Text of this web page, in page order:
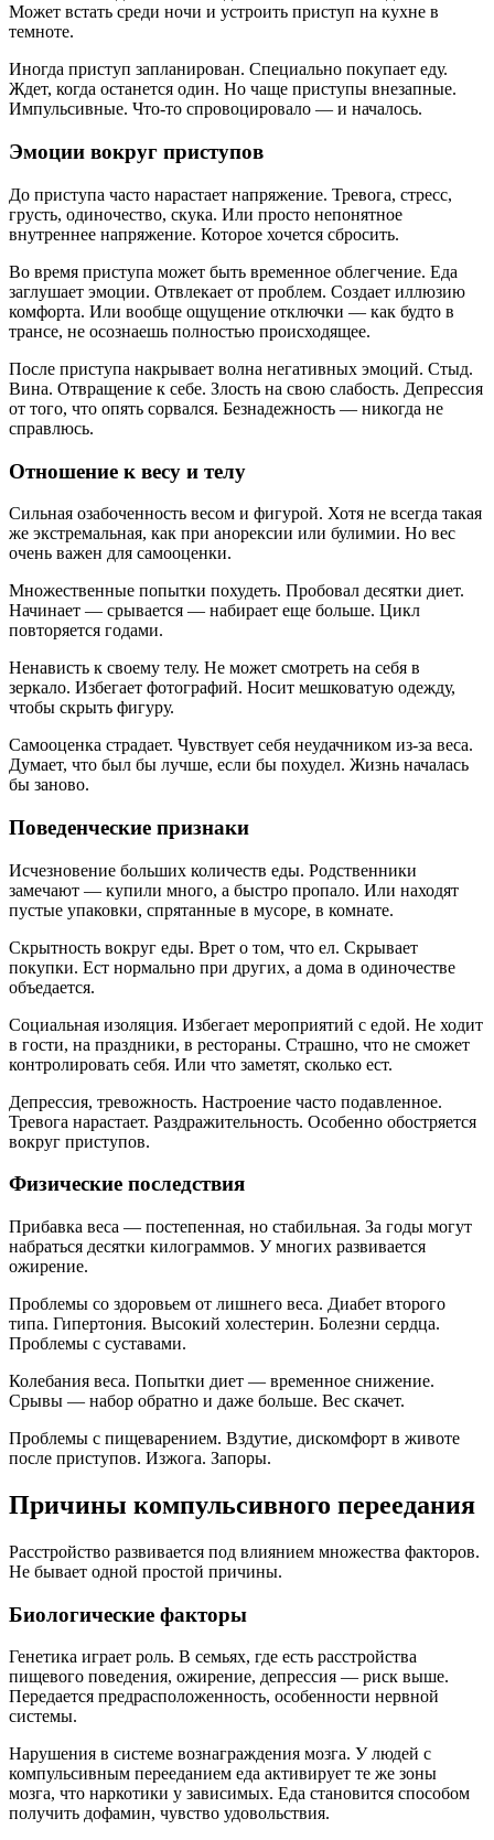
Может встать среди ночи и устроить приступ на кухне в
темноте.
Иногда приступ запланирован. Специально покупает еду.
Ждет, когда останется один. Но чаще приступы внезапные.
Импульсивные. Что-то спровоцировало — и началось.
Эмоции вокруг приступов
До приступа часто нарастает напряжение. Тревога, стресс,
грусть, одиночество, скука. Или просто непонятное
внутреннее напряжение. Которое хочется сбросить.
Во время приступа может быть временное облегчение. Еда
заглушает эмоции. Отвлекает от проблем. Создает иллюзию
комфорта. Или вообще ощущение отключки — как будто в
трансе, не осознаешь полностью происходящее.
После приступа накрывает волна негативных эмоций. Стыд.
Вина. Отвращение к себе. Злость на свою слабость. Депрессия
от того, что опять сорвался. Безнадежность — никогда не
справлюсь.
Отношение к весу и телу
Сильная озабоченность весом и фигурой. Хотя не всегда такая
же экстремальная, как при анорексии или булимии. Но вес
очень важен для самооценки.
Множественные попытки похудеть. Пробовал десятки диет.
Начинает — срывается — набирает еще больше. Цикл
повторяется годами.
Ненависть к своему телу. Не может смотреть на себя в
зеркало. Избегает фотографий. Носит мешковатую одежду,
чтобы скрыть фигуру.
Самооценка страдает. Чувствует себя неудачником из-за веса.
Думает, что был бы лучше, если бы похудел. Жизнь началась
бы заново.
Поведенческие признаки
Исчезновение больших количеств еды. Родственники
замечают — купили много, а быстро пропало. Или находят
пустые упаковки, спрятанные в мусоре, в комнате.
Скрытность вокруг еды. Врет о том, что ел. Скрывает
покупки. Ест нормально при других, а дома в одиночестве
объедается.
Социальная изоляция. Избегает мероприятий с едой. Не ходит
в гости, на праздники, в рестораны. Страшно, что не сможет
контролировать себя. Или что заметят, сколько ест.
Депрессия, тревожность. Настроение часто подавленное.
Тревога нарастает. Раздражительность. Особенно обостряется
вокруг приступов.
Физические последствия
Прибавка веса — постепенная, но стабильная. За годы могут
набраться десятки килограммов. У многих развивается
ожирение.
Проблемы со здоровьем от лишнего веса. Диабет второго
типа. Гипертония. Высокий холестерин. Болезни сердца.
Проблемы с суставами.
Колебания веса. Попытки диет — временное снижение.
Срывы — набор обратно и даже больше. Вес скачет.
Проблемы с пищеварением. Вздутие, дискомфорт в животе
после приступов. Изжога. Запоры.
Причины компульсивного переедания
Расстройство развивается под влиянием множества факторов.
Не бывает одной простой причины.
Биологические факторы
Генетика играет роль. В семьях, где есть расстройства
пищевого поведения, ожирение, депрессия — риск выше.
Передается предрасположенность, особенности нервной
системы.
Нарушения в системе вознаграждения мозга. У людей с
компульсивным перееданием еда активирует те же зоны
мозга, что наркотики у зависимых. Еда становится способом
получить дофамин, чувство удовольствия.